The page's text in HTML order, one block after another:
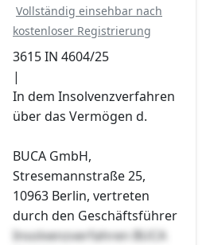
Vollständig einsehbar nach
kostenloser Registrierung
3615 IN 4604/25
|
In dem Insolvenzverfahren
über das Vermögen d.
BUCA GmbH,
Stresemannstraße 25,
10963 Berlin, vertreten
durch den Geschäftsführer
Insolvenzverfahren BUCA